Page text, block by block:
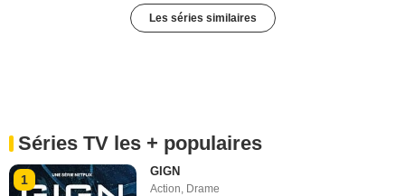
Les séries similaires
Séries TV les + populaires
1
GIGN
Action Drame